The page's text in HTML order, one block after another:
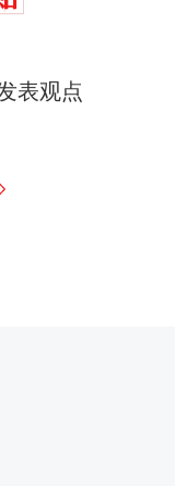
表观点